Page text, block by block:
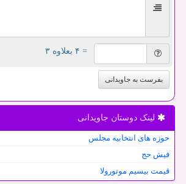
= ۴ بعلاوه ۳
بفرست به جاویدانی
لینک دوستان جاویدانی
حوزه های انتخابیه مجلس
فیش حج
قیمت بیسیم موتورولا